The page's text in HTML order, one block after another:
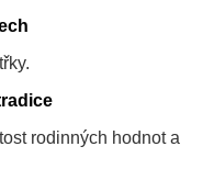
rodinných hodnot a